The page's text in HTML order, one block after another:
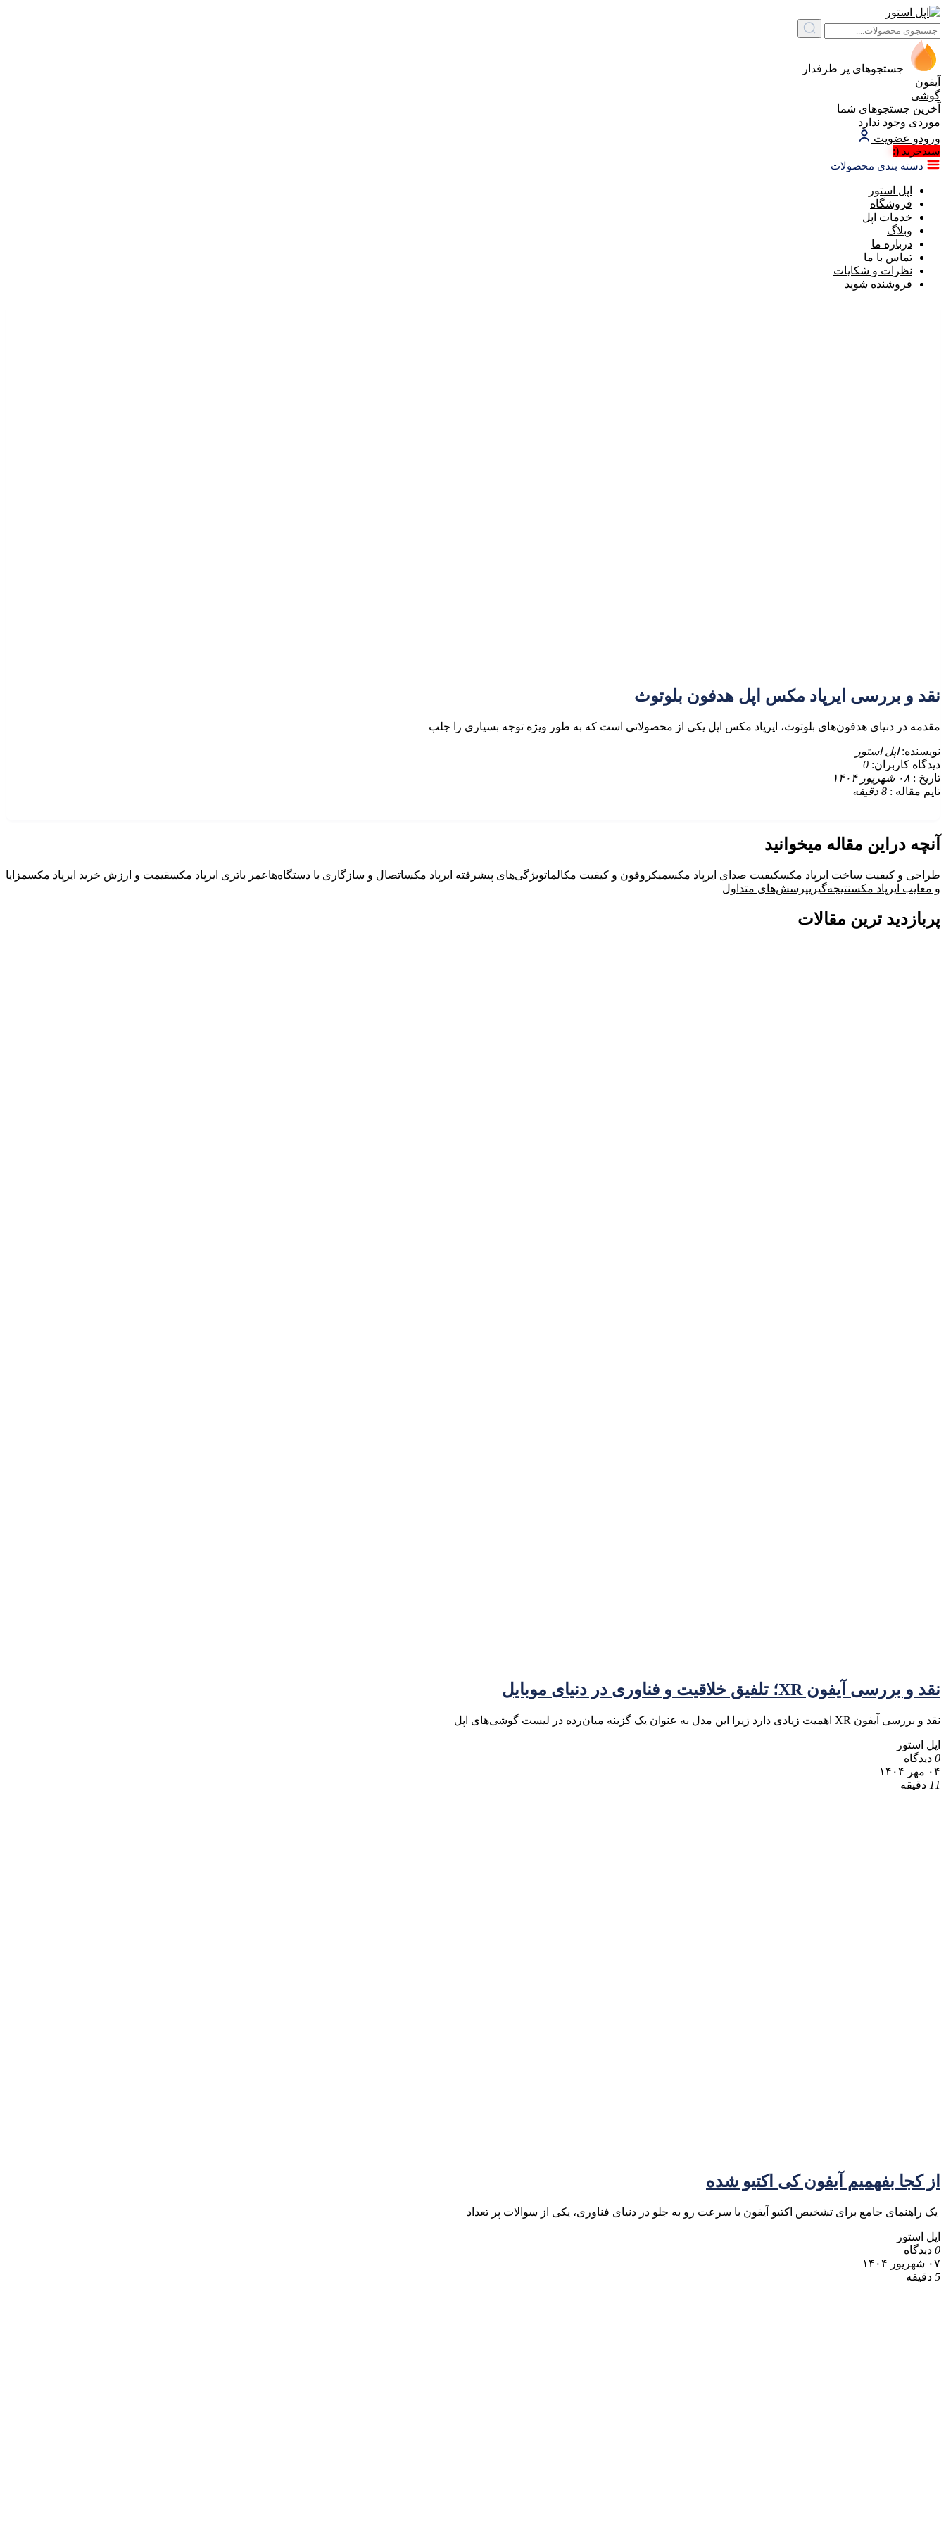
جستجوهای پر طرفدار
آیفون
گوشی
آخرین جستجوهای شما
موردی وجود ندارد
ورودو عضویت
سبد‌خرید (:
دسته بندی محصولات
اپل استور
فروشگاه
خدمات اپل
وبلاگ
درباره ما
تماس با ما
نظرات و شکایات
فروشنده شوید
نقد و بررسی ایرپاد مکس اپل هدفون بلوتوث
مقدمه در دنیای هدفون‌های بلوتوث، ایرپاد مکس اپل یکی از محصولاتی است که به طور ویژه توجه بسیاری را جلب
نویسنده:اپل استور
دیدگاه کاربران: 0
تاریخ : ۰۸ شهریور ۱۴۰۴
تایم مقاله : 8 دقیقه
آنچه دراین مقاله میخوانید
طراحی و کیفیت ساخت ایرپاد مکسکیفیت صدای ایرپاد مکسمیکروفون و کیفیت مکالماتویژگی‌های پیشرفته ایرپاد مکساتصال و سازگاری با دستگاه‌هاعمر باتری ایرپاد مکسقیمت و ارزش خرید ایرپاد مکسمزایا
و معایب ایرپاد مکسنتیجه‌گیریپرسش‌های متداول
پربازدید ترین مقالات
نقد و بررسی آیفون XR؛ تلفیق خلاقیت و فناوری در دنیای موبایل
نقد و بررسی آیفون XR اهمیت زیادی دارد زیرا این مدل به عنوان یک گزینه میان‌رده در لیست گوشی‌های اپل
اپل استور
0 دیدگاه
۰۴ مهر ۱۴۰۴
11 دقیقه
از کجا بفهمیم آیفون کی اکتیو شده
یک راهنمای جامع برای تشخیص اکتیو آیفون با سرعت رو به جلو در دنیای فناوری، یکی از سوالات پر تعداد
اپل استور
0 دیدگاه
۰۷ شهریور ۱۴۰۴
5 دقیقه